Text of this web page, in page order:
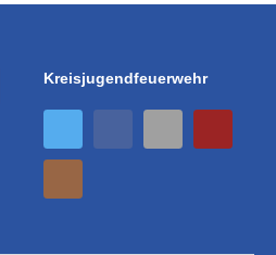
Kreisjugendfeuerwehr